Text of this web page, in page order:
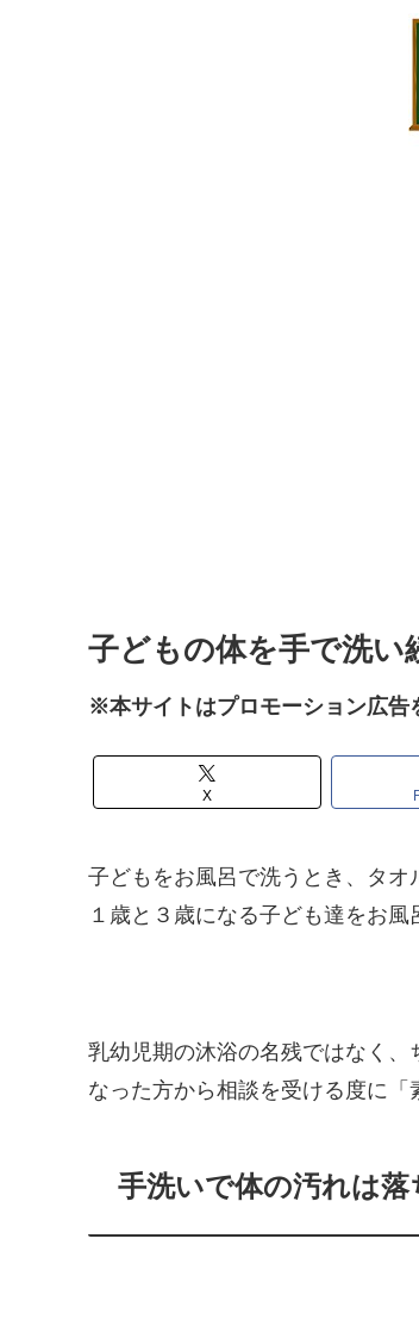
子どもの体を手で洗い
※本サイトはプロモーション広告
X
子どもをお風呂で洗うとき、タオ
１歳と３歳になる子ども達をお
乳幼児期の沐浴の名残ではなく、
なった方から相談を受ける度に「
手洗いで体の汚れは落